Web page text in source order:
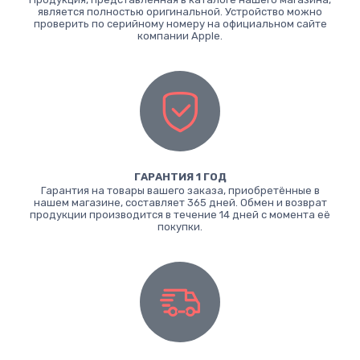
является полностью оригинальной. Устройство можно
проверить по серийному номеру на официальном сайте
компании Apple.
ГАРАНТИЯ 1 ГОД
Гарантия на товары вашего заказа, приобретённые в
нашем магазине, составляет 365 дней. Обмен и возврат
продукции производится в течение 14 дней с момента её
покупки.